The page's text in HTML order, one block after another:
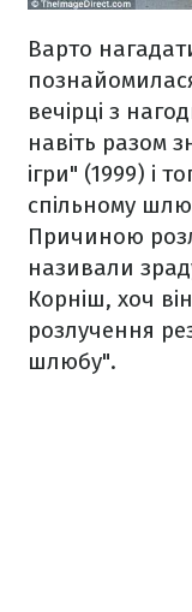
Варто
вечірці з
навіть разом
ігри" (1999) і
спільному
Причиною
називали
Корніш, хоч
розлучення
шлюбу".